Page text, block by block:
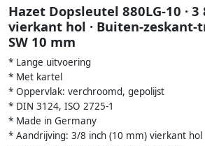
Hazet Dopsleutel 880LG-10 ·
vierkant hol · Buiten-zeskant-
SW 10 mm
* Lange uitvoering
* Met kartel
* Oppervlak: verchroomd, gepolijst
* DIN 3124, ISO 2725-1
* Made in Germany
* Aandrijving: 3/8 inch (10 mm) vierkant hol